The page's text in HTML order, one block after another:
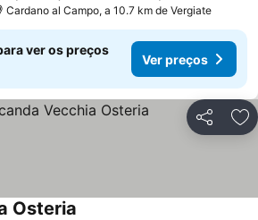
Cardano al Campo, a 10.7 km de Vergiate
ver os preços
Ver preços
Partilhar
Osteria